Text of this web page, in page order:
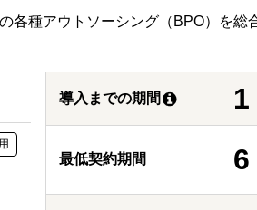
各種アウトソーシング（BPO）を総
導入までの期間 1
最低契約期間 6